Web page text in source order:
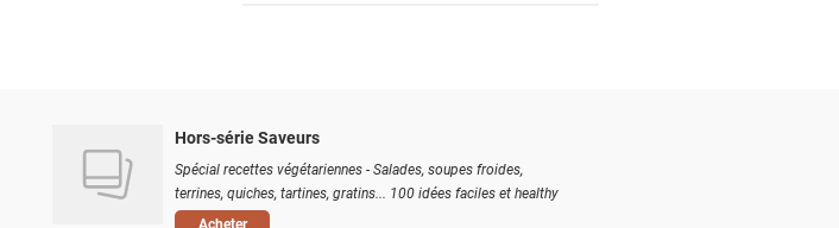
Hors-série Saveurs
Spécial recettes végétariennes - Salades, soupes froides,
terrines, quiches, tartines, gratins... 100 idées faciles et healthy
Acheter